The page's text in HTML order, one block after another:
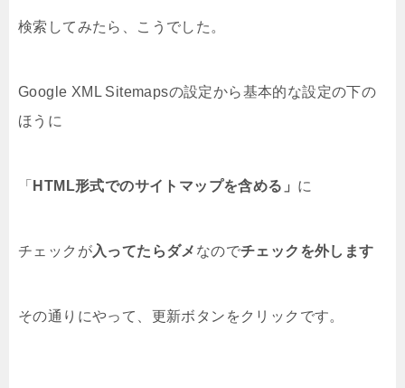
検索してみたら、こうでした。
Google XML Sitemapsの設定から基本的な設定の下の
ほうに
「 HTML形式でのサイトマップを含める」 に
チェックが入ってたらダメ なのでチェックを外します
その通りにやって、更新ボタンをクリックです。